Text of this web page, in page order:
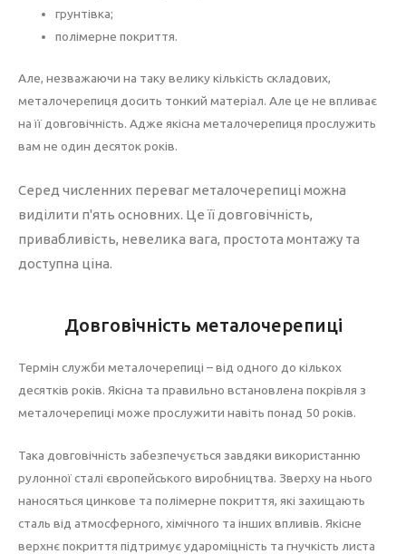
грунтівка;
полімерне покриття.
Але, незважаючи на таку велику кількість складових,
металочерепиця досить тонкий матеріал. Але це не впливає
на її довговічність. Адже якісна металочерепиця прослужить
вам не один десяток років.
Серед численних переваг металочерепиці можна
виділити п'ять основних. Це її довговічність,
привабливість, невелика вага, простота монтажу та
доступна ціна.
Довговічність металочерепиці
Термін служби металочерепиці – від одного до кількох
десятків років. Якісна та правильно встановлена покрівля з
металочерепиці може прослужити навіть понад 50 років.
Така довговічність забезпечується завдяки використанню
рулонної сталі європейського виробництва. Зверху на нього
наносяться цинкове та полімерне покриття, які захищають
сталь від атмосферного, хімічного та інших впливів. Якісне
верхнє покриття підтримує удароміцність та гнучкість листа